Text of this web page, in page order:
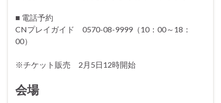
■ 電話予約
CNプレイガイド 0570-08-9999（10：00～18：
00）
※チケット販売 2月5日12時開始
会場